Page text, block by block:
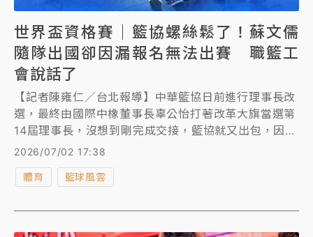
世界盃資格賽｜籃協螺絲鬆了！蘇文儒
隨隊出國卻因漏報名無法出賽 職籃工
會說話了
【記者陳雍仁／台北報導】中華籃協日前進行理事長改
選，最終由國際中橡董事長辜公怡打著改革大旗當選第
14屆理事長，沒想到剛完成交接，籃協就又出包，因為
行政疏失漏報了蘇文儒，導致蘇文儒雖隨隊前往韓國準
備參加明晚（3日）開打的世界盃亞洲區資格賽第3階段
對韓國之戰，卻無法上場出賽，籃協昨（1日）發布新
文儒出現。
2026/07/02 17:38
體育 籃球風雲